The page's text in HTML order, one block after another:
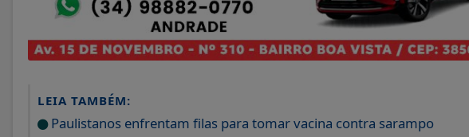
LEIA TAMBÉM:
Paulistanos enfrentam filas para tomar vacina contra sarampo